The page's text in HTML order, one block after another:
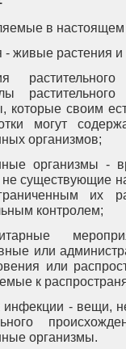
в
- живые растения
которые своим
могут
организмов;
организмы -
не существующие
их
контролем;
или
или
к
инфекции - вещи,
организмы.